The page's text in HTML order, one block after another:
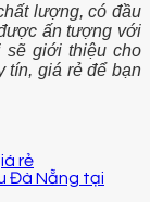
lượng, có đầu
ấn tượng với
sẽ giới thiệu cho
tín, giá rẻ để bạn
rẻ
Đà Nẵng tại